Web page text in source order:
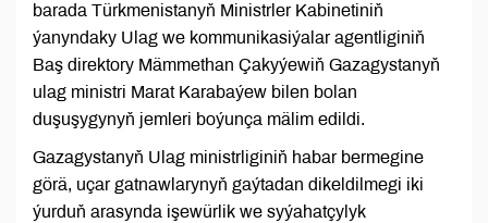
barada Türkmenistanyň Ministrler Kabinetiniň
ýanyndaky Ulag we kommunikasiýalar agentliginiň
Baş direktory Mämmethan Çakyýewiň Gazagystanyň
ulag ministri Marat Karabaýew bilen bolan
duşuşygynyň jemleri boýunça mälim edildi.
Gazagystanyň Ulag ministrliginiň habar bermegine
görä, uçar gatnawlarynyň gaýtadan dikeldilmegi iki
ýurduň arasynda işewürlik we syýahatçylyk